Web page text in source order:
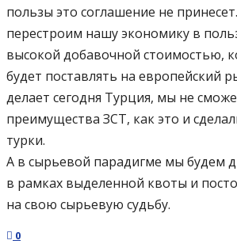
пользы это соглашение не
перестроим нашу экономику в
высокой добавочной стоимостью,
будет поставлять на европейский
делает сегодня Турция, мы не
преимущества ЗСТ, как это и
турки.
А в сырьевой парадигме мы будем
в рамках выделенной квоты и
на свою сырьевую судьбу.
0